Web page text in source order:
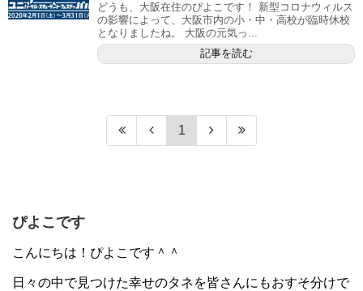
どうも、大阪在住のぴよこです！ 新型コロナウィルス
の影響によって、大阪市内の小・中・高校が臨時休校
となりましたね。 大阪の元気っ...
記事を読む
1
ぴよこです
こんにちは！ぴよこです＾＾
日々の中で見つけた幸せのタネを皆さんにもおすそ分けで